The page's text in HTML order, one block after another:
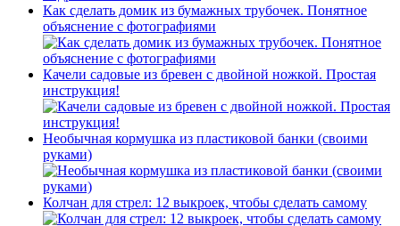
Как сделать домик из бумажных трубочек. Понятное
объяснение с фотографиями
Качели садовые из бревен с двойной ножкой. Простая
инструкция!
Необычная кормушка из пластиковой банки (своими
руками)
Колчан для стрел: 12 выкроек, чтобы сделать самому